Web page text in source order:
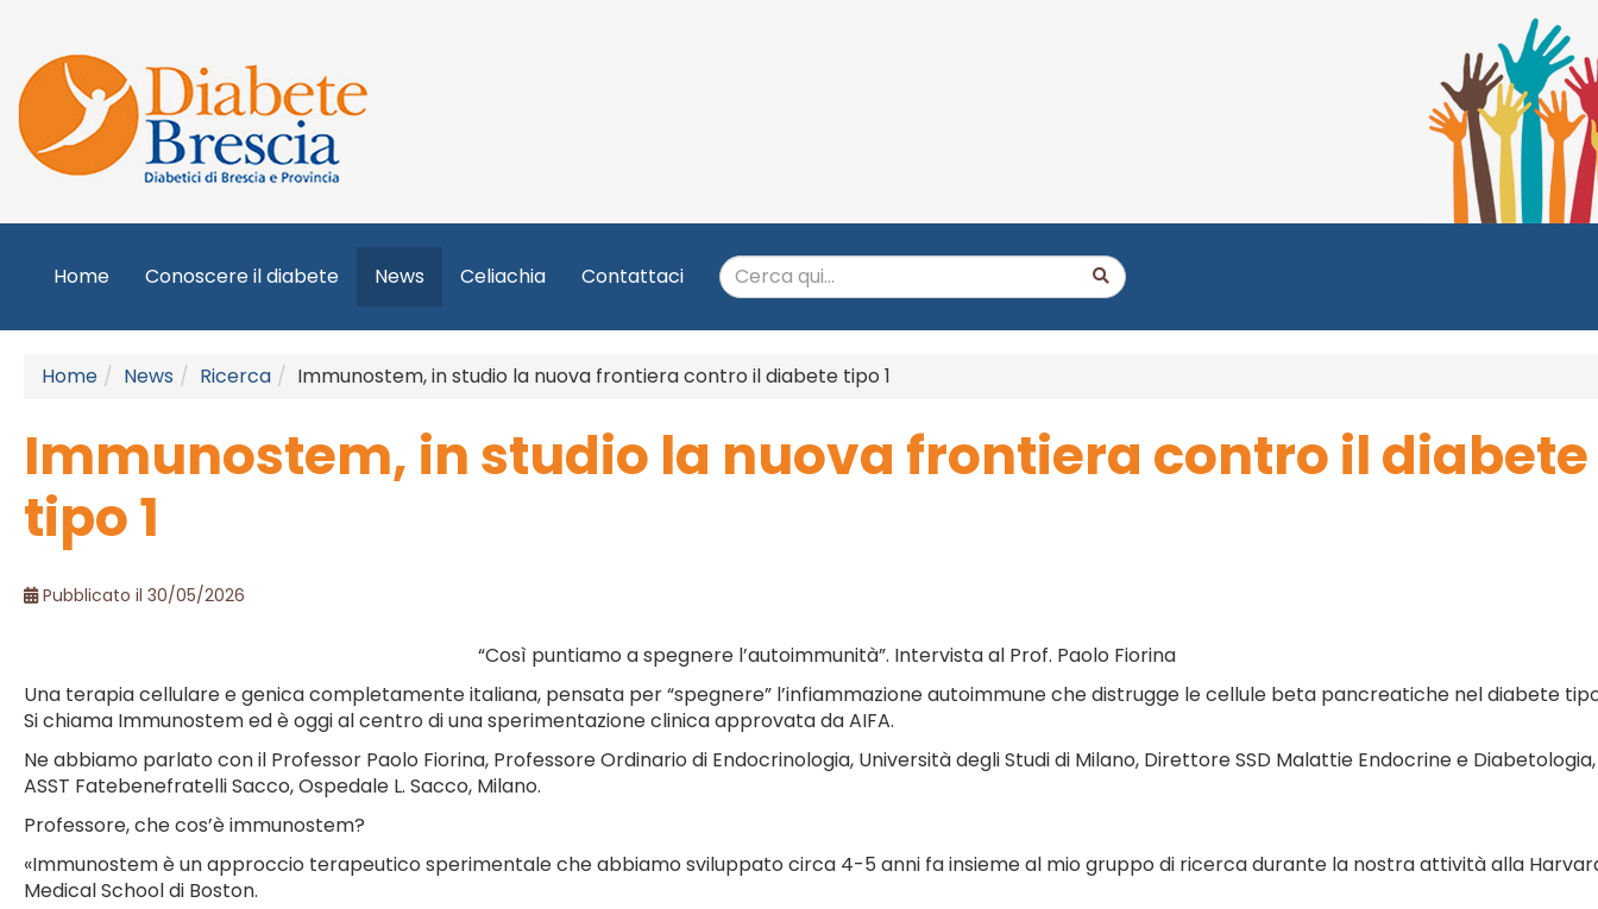
Home Conoscere il diabete News Celiachia Contattaci
Home News Ricerca Immunostem, in studio la nuova frontiera contro il diabete tipo 1
Immunostem, in studio la nuova frontiera contro il diabete
tipo 1
Pubblicato il 30/05/2026
“Così puntiamo a spegnere l’autoimmunità”. Intervista al Prof. Paolo Fiorina
Una terapia cellulare e genica completamente italiana, pensata per “spegnere” l’infiammazione autoimmune che distrugge le cellule beta pancreatiche nel diabete tipo
Si chiama Immunostem ed è oggi al centro di una sperimentazione clinica approvata da AIFA.
Ne abbiamo parlato con il Professor Paolo Fiorina, Professore Ordinario di Endocrinologia, Università degli Studi di Milano, Direttore SSD Malattie Endocrine e Diabetologia,
ASST Fatebenefratelli Sacco, Ospedale L. Sacco, Milano.
Professore, che cos’è immunostem?
«Immunostem è un approccio terapeutico sperimentale che abbiamo sviluppato circa 4-5 anni fa insieme al mio gruppo di ricerca durante la nostra attività alla
Medical School di Boston.